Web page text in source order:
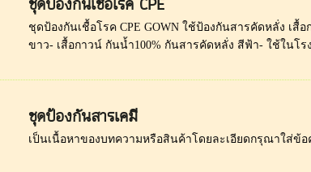
ชุดป้องกันเชื้อโรค CPE
ชุดป้องกันเชื้อโรค CPE GOWN ใช้ป้องกันสารคัดหลั่ง เ
ขาว- เสื้อกาวน์ กันน้ำ100% กันสารคัดหลั่ง สีฟ้า- ใช้ในโ
ชุดป้องกันสารเคมี
เป็นเนื้อหาของบทความหรือสินค้าโดยละเอียดกรุณาใส่ข้